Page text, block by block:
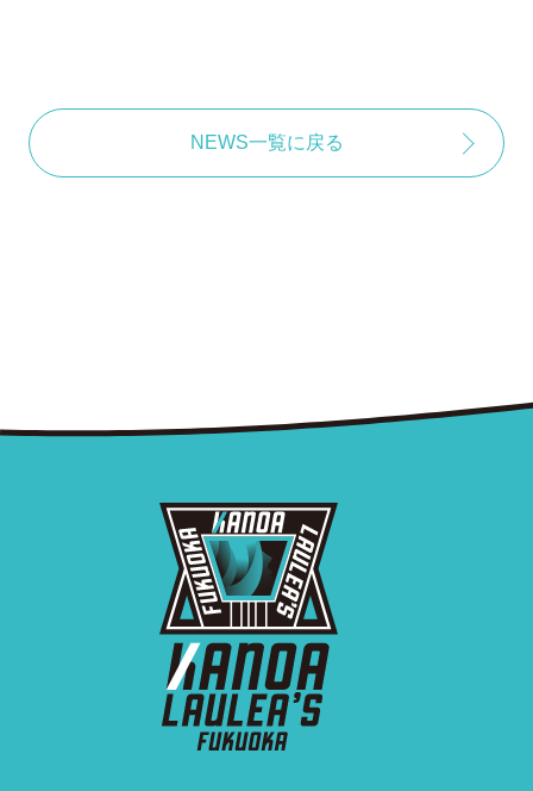
NEWS一覧に戻る